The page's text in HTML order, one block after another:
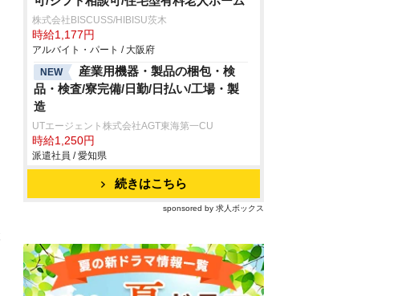
株式会社BISCUSS/HIBISU茨木
時給1,177円
アルバイト・パート / 大阪府
NEW
産業用機器・製品の梱包・検
品・検査/寮完備/日勤/日払い/工場・製
造
UTエージェント株式会社AGT東海第一CU
時給1,250円
派遣社員 / 愛知県
続きはこちら
sponsored by 求人ボックス